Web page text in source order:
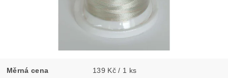
Měrná cena 139 Kč / 1 ks